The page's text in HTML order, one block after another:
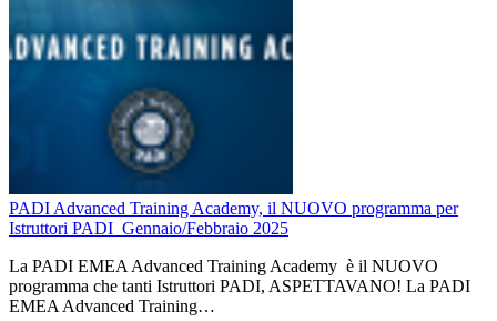
PADI Advanced Training Academy, il NUOVO programma per
Istruttori PADI_Gennaio/Febbraio 2025
La PADI EMEA Advanced Training Academy è il NUOVO
programma che tanti Istruttori PADI, ASPETTAVANO! La PADI
EMEA Advanced Training…